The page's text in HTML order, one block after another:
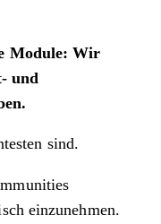
Module: Wir
und
sind.
einzunehmen.